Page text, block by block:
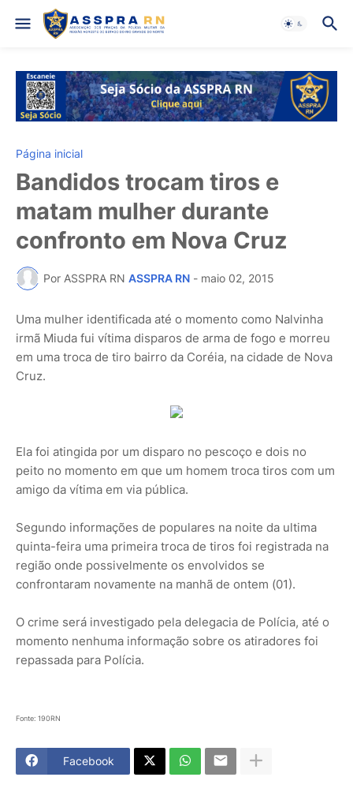
Página inicial
Bandidos trocam tiros e
matam mulher durante
confronto em Nova Cruz
Por ASSPRA RN ASSPRA RN - maio 02, 2015
Uma mulher identificada até o momento como Nalvinha
irmã Miuda fui vítima disparos de arma de fogo e morreu
em uma troca de tiro bairro da Coréia, na cidade de Nova
Cruz.
Ela foi atingida por um disparo no pescoço e dois no
peito no momento em que um homem troca tiros com um
amigo da vítima em via pública.
Segundo informações de populares na noite da ultima
quinta-feira uma primeira troca de tiros foi registrada na
região onde possivelmente os envolvidos se
confrontaram novamente na manhã de ontem (01).
O crime será investigado pela delegacia de Polícia, até o
momento nenhuma informação sobre os atiradores foi
repassada para Polícia.
Fonte: 190RN
Facebook